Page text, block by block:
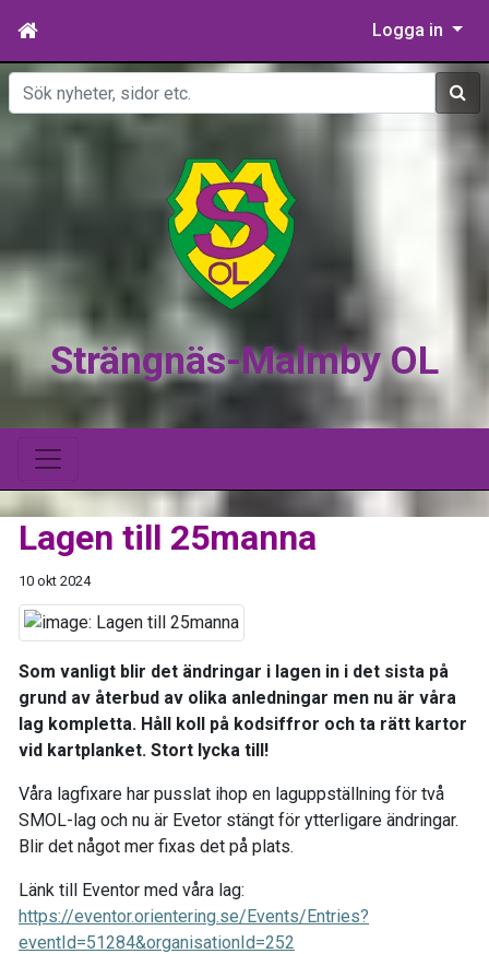
Logga in
Sök
Strängnäs-Malmby OL
Lagen till 25manna
10 okt 2024
Som vanligt blir det ändringar i lagen in i det sista på
grund av återbud av olika anledningar men nu är våra
lag kompletta. Håll koll på kodsiffror och ta rätt kartor
vid kartplanket. Stort lycka till!
Våra lagfixare har pusslat ihop en laguppställning för två
SMOL-lag och nu är Evetor stängt för ytterligare ändringar.
Blir det något mer fixas det på plats.
Länk till Eventor med våra lag:
https://eventor.orientering.se/Events/Entries?
eventId=51284&organisationId=252